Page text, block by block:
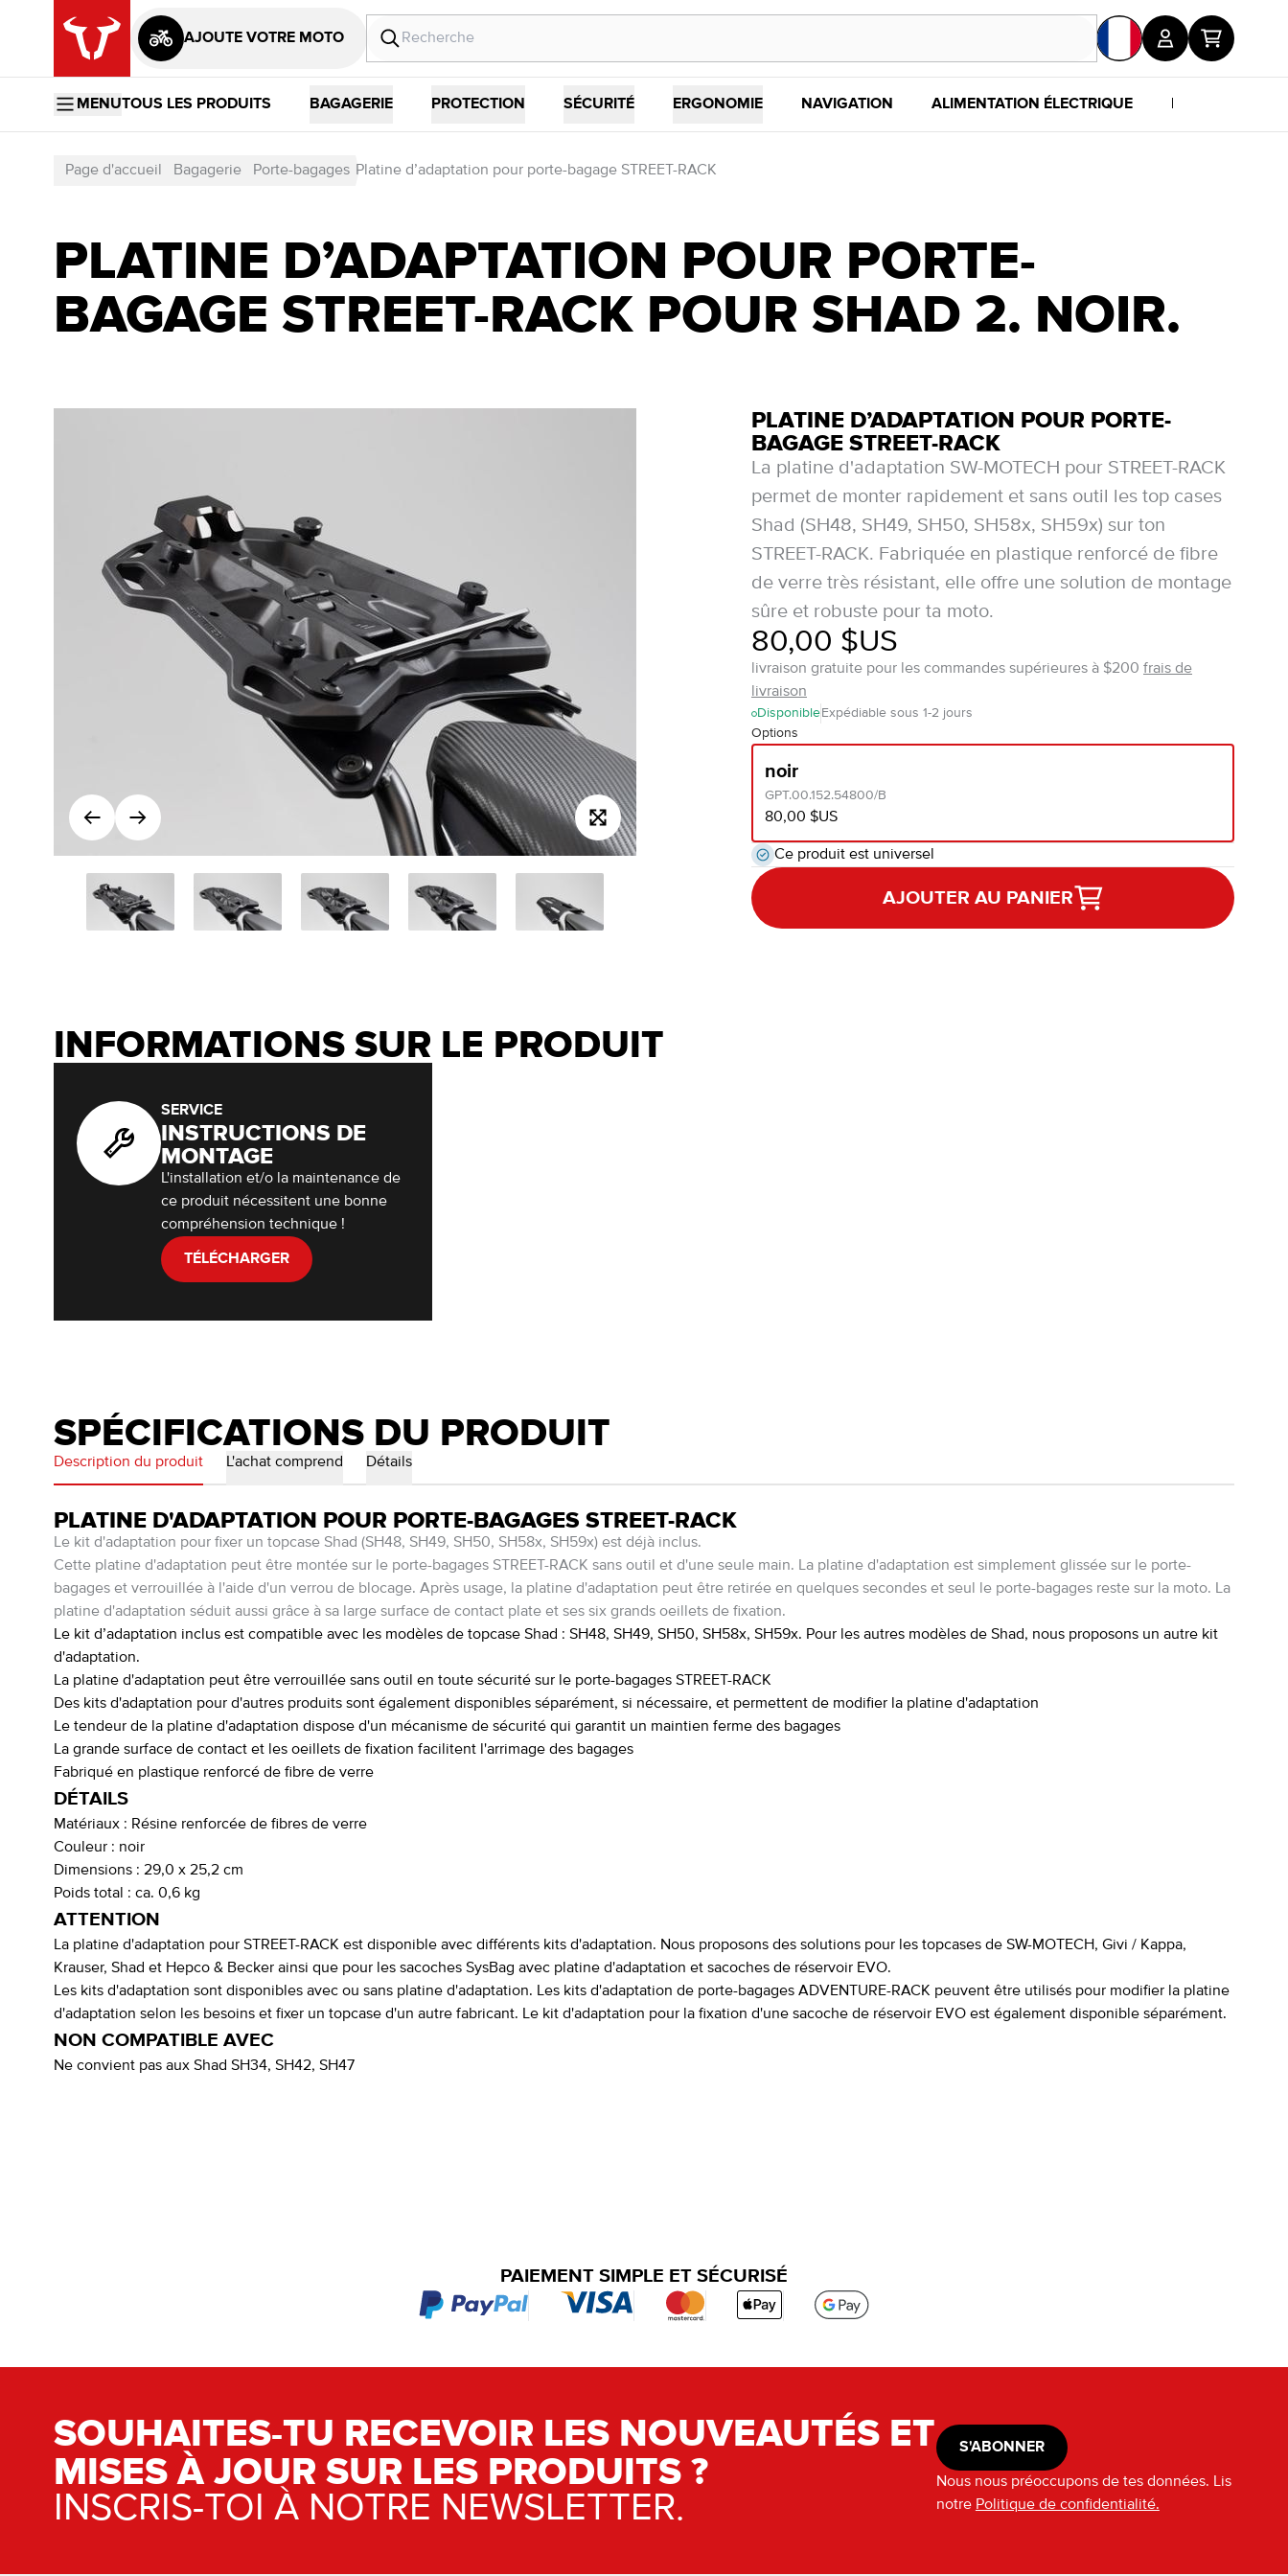
AJOUTE VOTRE MOTO
MENUTOUS LES PRODUITS BAGAGERIE PROTECTION SÉCURITÉ ERGONOMIE NAVIGATION ALIMENTATION ÉLECTRIQUE
Page d'accueil Bagagerie Porte-bagages Platine d’adaptation pour porte-bagage STREET-RACK
PLATINE D’ADAPTATION POUR PORTE-
BAGAGE STREET-RACK POUR SHAD 2. NOIR.
PLATINE D’ADAPTATION POUR PORTE-
BAGAGE STREET-RACK
La platine d'adaptation SW-MOTECH pour STREET-RACK
permet de monter rapidement et sans outil les top cases
Shad (SH48, SH49, SH50, SH58x, SH59x) sur ton
STREET-RACK. Fabriquée en plastique renforcé de fibre
de verre très résistant, elle offre une solution de montage
sûre et robuste pour ta moto.
80,00 $US
livraison gratuite pour les commandes supérieures à $200 frais de
livraison
Disponible Expédiable sous 1-2 jours
Options
noir
GPT.00.152.54800/B
80,00 $US
Ce produit est universel
AJOUTER AU PANIER
INFORMATIONS SUR LE PRODUIT
SERVICE
INSTRUCTIONS DE
MONTAGE
L'installation et/o la maintenance de
ce produit nécessitent une bonne
compréhension technique !
TÉLÉCHARGER
SPÉCIFICATIONS DU PRODUIT
Description du produit L'achat comprend Détails
PLATINE D'ADAPTATION POUR PORTE-BAGAGES STREET-RACK
Le kit d'adaptation pour fixer un topcase Shad (SH48, SH49, SH50, SH58x, SH59x) est déjà inclus.
Cette platine d'adaptation peut être montée sur le porte-bagages STREET-RACK sans outil et d'une seule main. La platine d'adaptation est simplement glissée sur le porte-
bagages et verrouillée à l'aide d'un verrou de blocage. Après usage, la platine d'adaptation peut être retirée en quelques secondes et seul le porte-bagages reste sur la moto. La
platine d'adaptation séduit aussi grâce à sa large surface de contact plate et ses six grands oeillets de fixation.
Le kit d’adaptation inclus est compatible avec les modèles de topcase Shad : SH48, SH49, SH50, SH58x, SH59x. Pour les autres modèles de Shad, nous proposons un autre kit
d'adaptation.
La platine d'adaptation peut être verrouillée sans outil en toute sécurité sur le porte-bagages STREET-RACK
Des kits d'adaptation pour d'autres produits sont également disponibles séparément, si nécessaire, et permettent de modifier la platine d'adaptation
Le tendeur de la platine d'adaptation dispose d'un mécanisme de sécurité qui garantit un maintien ferme des bagages
La grande surface de contact et les oeillets de fixation facilitent l'arrimage des bagages
Fabriqué en plastique renforcé de fibre de verre
DÉTAILS
Matériaux : Résine renforcée de fibres de verre
Couleur : noir
Dimensions : 29,0 x 25,2 cm
Poids total : ca. 0,6 kg
ATTENTION
La platine d'adaptation pour STREET-RACK est disponible avec différents kits d'adaptation. Nous proposons des solutions pour les topcases de SW-MOTECH, Givi / Kappa,
Krauser, Shad et Hepco & Becker ainsi que pour les sacoches SysBag avec platine d'adaptation et sacoches de réservoir EVO.
Les kits d'adaptation sont disponibles avec ou sans platine d'adaptation. Les kits d'adaptation de porte-bagages ADVENTURE-RACK peuvent être utilisés pour modifier la platine
d'adaptation selon les besoins et fixer un topcase d'un autre fabricant. Le kit d'adaptation pour la fixation d'une sacoche de réservoir EVO est également disponible séparément.
NON COMPATIBLE AVEC
Ne convient pas aux Shad SH34, SH42, SH47
PAIEMENT SIMPLE ET SÉCURISÉ
SOUHAITES-TU RECEVOIR LES NOUVEAUTÉS ET
MISES À JOUR SUR LES PRODUITS ?
INSCRIS-TOI À NOTRE NEWSLETTER.
S'ABONNER
Nous nous préoccupons de tes données. Lis
notre Politique de confidentialité.